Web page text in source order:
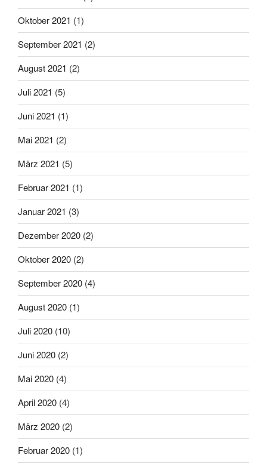
Oktober 2021 (1)
September 2021 (2)
August 2021 (2)
Juli 2021 (5)
Juni 2021 (1)
Mai 2021 (2)
März 2021 (5)
Februar 2021 (1)
Januar 2021 (3)
Dezember 2020 (2)
Oktober 2020 (2)
September 2020 (4)
August 2020 (1)
Juli 2020 (10)
Juni 2020 (2)
Mai 2020 (4)
April 2020 (4)
März 2020 (2)
Februar 2020 (1)